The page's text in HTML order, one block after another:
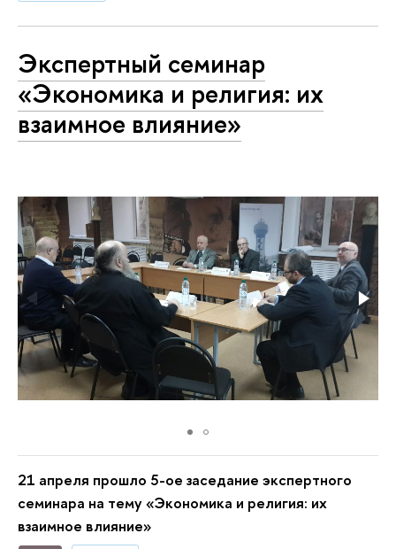
Экспертный семинар
«Экономика и религия: их
взаимное влияние»
21 апреля прошло 5-ое заседание экспертного
семинара на тему «Экономика и религия: их
взаимное влияние»